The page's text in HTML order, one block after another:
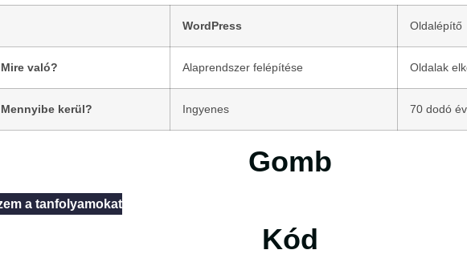
WordPress Oldalépítő
Mire való? Alaprendszer felépítése Oldalak
Mennyibe kerül? Ingyenes 70 dodó
Gomb
a tanfolyamokat
Kód